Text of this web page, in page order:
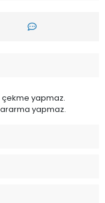
yapmaz.
yapmaz.